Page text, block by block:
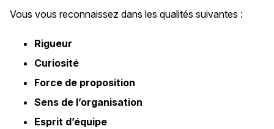
Vous vous reconnaissez dans les qualités suivantes :
Rigueur
Curiosité
Force de proposition
Sens de l’organisation
Esprit d’équipe